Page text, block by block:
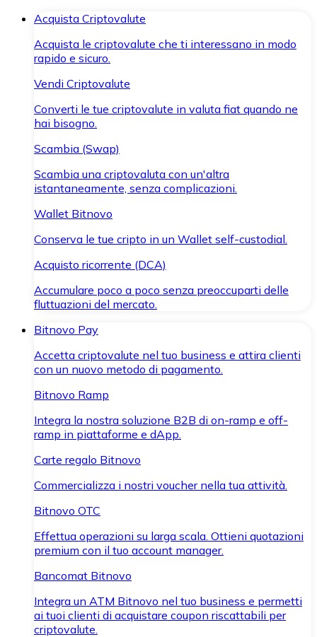
Acquista Criptovalute
Acquista le criptovalute che ti interessano in modo
rapido e sicuro.
Vendi Criptovalute
Converti le tue criptovalute in valuta fiat quando ne
hai bisogno.
Scambia (Swap)
Scambia una criptovaluta con un'altra
istantaneamente, senza complicazioni.
Wallet Bitnovo
Conserva le tue cripto in un Wallet self-custodial.
Acquisto ricorrente (DCA)
Accumulare poco a poco senza preoccuparti delle
fluttuazioni del mercato.
Bitnovo Pay
Accetta criptovalute nel tuo business e attira clienti
con un nuovo metodo di pagamento.
Bitnovo Ramp
Integra la nostra soluzione B2B di on-ramp e off-
ramp in piattaforme e dApp.
Carte regalo Bitnovo
Commercializza i nostri voucher nella tua attività.
Bitnovo OTC
Effettua operazioni su larga scala. Ottieni quotazioni
premium con il tuo account manager.
Bancomat Bitnovo
Integra un ATM Bitnovo nel tuo business e permetti
ai tuoi clienti di acquistare coupon riscattabili per
criptovalute.